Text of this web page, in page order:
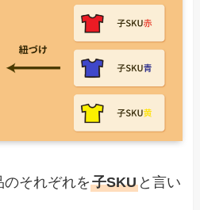
のそれぞれを子SKU と言い